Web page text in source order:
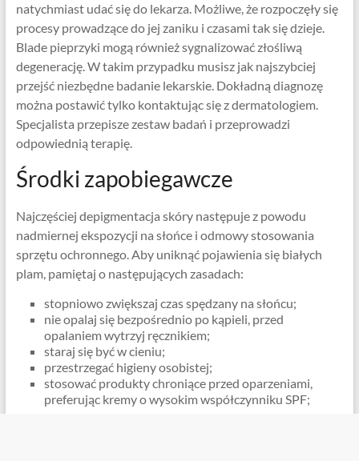
natychmiast udać się do lekarza. Możliwe, że rozpoczęły się
procesy prowadzące do jej zaniku i czasami tak się dzieje.
Blade pieprzyki mogą również sygnalizować złośliwą
degenerację. W takim przypadku musisz jak najszybciej
przejść niezbędne badanie lekarskie. Dokładną diagnozę
można postawić tylko kontaktując się z dermatologiem.
Specjalista przepisze zestaw badań i przeprowadzi
odpowiednią terapię.
Środki zapobiegawcze
Najczęściej depigmentacja skóry następuje z powodu
nadmiernej ekspozycji na słońce i odmowy stosowania
sprzętu ochronnego. Aby uniknąć pojawienia się białych
plam, pamiętaj o następujących zasadach:
stopniowo zwiększaj czas spędzany na słońcu;
nie opalaj się bezpośrednio po kąpieli, przed
opalaniem wytrzyj ręcznikiem;
staraj się być w cieniu;
przestrzegać higieny osobistej;
stosować produkty chroniące przed oparzeniami,
preferując kremy o wysokim współczynniku SPF;